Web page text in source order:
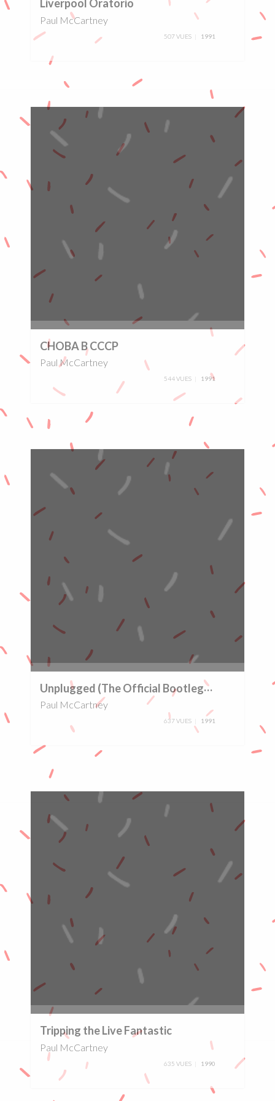
Liverpool Oratorio
Paul McCartney
507 VUES 1991
CHOBA B CCCP
Paul McCartney
544 VUES 1991
0%
U
nplugged (The Official Bootleg) [live]
Paul McCartney
637 VUES 1991
Tripping the Live Fantastic
Paul McCartney
635 VUES 1990